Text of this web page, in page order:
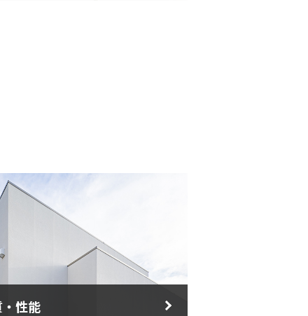
・性能